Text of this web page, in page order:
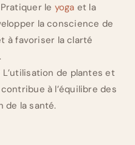
le yoga et la
la conscience de
à favoriser la clarté
L’utilisation de plantes et
à l’équilibre des
de la santé.